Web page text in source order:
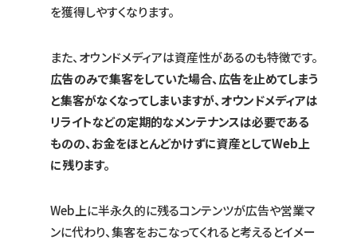
を獲得しやすくなります。
また、オウンドメディアは資産性があるのも特徴です。
広告のみで集客をしていた場合、広告を止めてしまう
と集客がなくなってしまいますが、オウンドメディアは
リライトなどの定期的なメンテナンスは必要である
ものの、お金をほとんどかけずに資産としてWeb上
に残ります。
Web上に半永久的に残るコンテンツが広告や営業マ
ンに代わり、集客をおこなってくれると考えるとイメー